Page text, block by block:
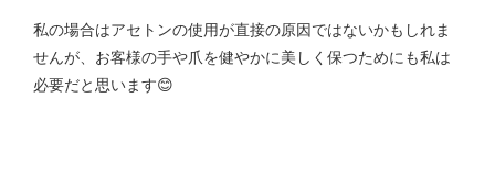
私の場合はアセトンの使用が直接の原因ではないかもしれま
せんが、お客様の手や爪を健やかに美しく保つためにも私は
必要だと思います😊